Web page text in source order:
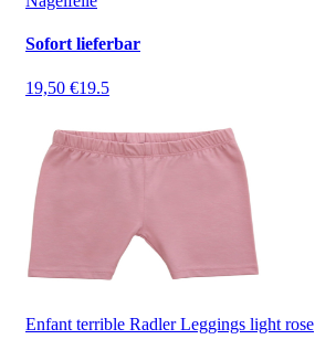
Sofort lieferbar
19,50 €19.5
Enfant terrible Radler Leggings light rose